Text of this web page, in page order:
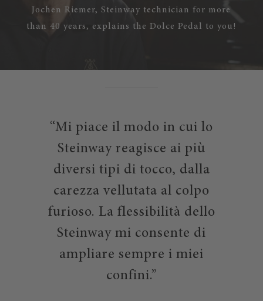
Jochen Riemer, Steinway technician for more
than 40 years, explains the Dolce Pedal to you!
“Mi piace il modo in cui lo
Steinway reagisce ai più
diversi tipi di tocco, dalla
carezza vellutata al colpo
furioso. La flessibilità dello
Steinway mi consente di
ampliare sempre i miei
confini.”